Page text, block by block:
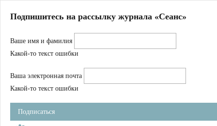
Магазин
Журнал
Школа
Устав
Фильмы
Имена
Тэги
Подпишитесь на рассылку журнала «Сеанс»
Ваше имя и фамилия
Какой-то текст ошибки
Ваша электронная почта
Какой-то текст ошибки
Подписаться